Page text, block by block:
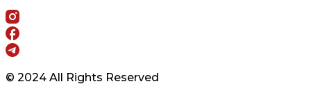
© 2024 All Rights Reserved